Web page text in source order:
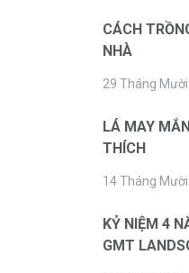
CÁCH
NHÀ
29 Tháng
LÁ MAY
THÍCH
14 Tháng
KỶ NIỆM 4
GMT